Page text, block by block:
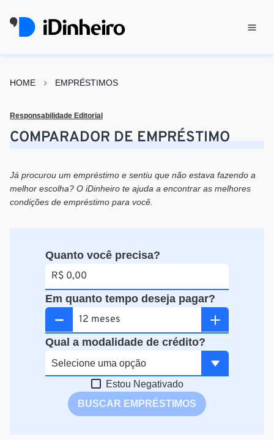
HOME EMPRÉSTIMOS
Responsabilidade Editorial
COMPARADOR DE EMPRÉSTIMO
Já procurou um empréstimo e sentiu que não estava fazendo a
melhor escolha? O iDinheiro te ajuda a encontrar as melhores
condições de empréstimo para você.
Quanto você precisa?
Em quanto tempo deseja pagar?
Qual a modalidade de crédito?
Estou Negativado
BUSCAR EMPRÉSTIMOS